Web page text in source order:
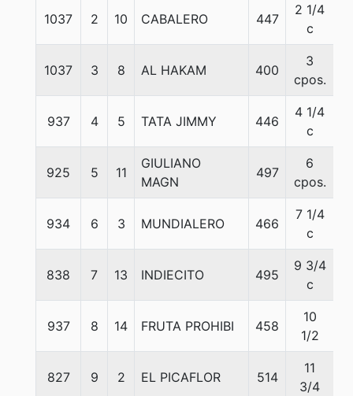
1037 2 10 CABALERO 447
2 1/4
c
1037 3 8 AL HAKAM 400
3
cpos.
937 4 5 TATA JIMMY 446
4 1/4
c
925 5 11
GIULIANO
MAGN
497
6
cpos.
934 6 3 MUNDIALERO 466
7 1/4
c
838 7 13 INDIECITO 495
9 3/4
c
937 8 14 FRUTA PROHIBI 458
10
1/2
827 9 2 EL PICAFLOR 514
11
3/4